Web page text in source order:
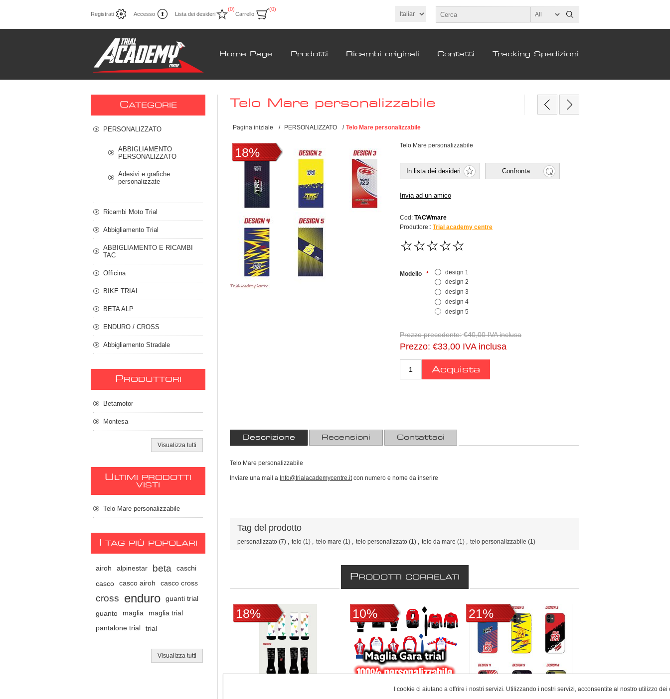
Registrati Accesso Lista dei desideri
(0)
Carrello
(0)
Home Page Prodotti Ricambi originali Contatti Tracking Spedizioni
Telo Mare personalizzabile
Pagina iniziale / PERSONALIZZATO / Telo Mare personalizzabile
18% Telo Mare personalizzabile
Cod: TACWmare
Produttore:: Trial academy centre
Modello *
design 1
design 2
design 3
design 4
design 5
Prezzo precedente: €40,00 IVA inclusa
Prezzo: €33,00 IVA inclusa
Descrizione Recensioni Contattaci
Telo Mare personalizzabile
Inviare una mail a Info@trialacademycentre.itcon numero e nome da inserire
Tag del prodotto
personalizzato (7) , telo (1) , telo mare (1) , telo personalizzato (1) , telo da mare (1) , telo personalizzabile (1)
PRODOTTI CORRELATI
18% 10% 21%
CATEGORIE
PERSONALIZZATO
ABBIGLIAMENTO
PERSONALIZZATO
Adesivi e grafiche
personalizzate
Ricambi Moto Trial
Abbigliamento Trial
ABBIGLIAMENTO E RICAMBI
TAC
Officina
BIKE TRIAL
BETA ALP
ENDURO / CROSS
Abbigliamento Stradale
PRODUTTORI
Betamotor
Montesa
Visualizza tutti
U
LTIMI PRODOTTI
VISTI
Telo Mare personalizzabile
TAG PIÙ POPOLARI
airoh alpinestar beta caschi
casco casco airoh casco cross
cross enduro
guanti trial
guanto
maglia
maglia trial
pantalone trial
trial
Visualizza tutti
I cookie ci aiutano a offrire i nostri servizi. Utilizzando i nostri servizi, acconsentite al nostro utilizzo dei